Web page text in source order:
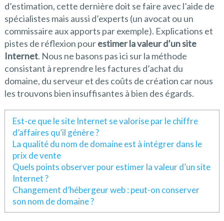
d’estimation, cette dernière doit se faire avec l’aide de
spécialistes mais aussi d’experts (un avocat ou un
commissaire aux apports par exemple). Explications et
pistes de réflexion pourestimer la valeur d’un site
Internet. Nous ne basons pas ici sur la méthode
consistant à reprendre les factures d’achat du
domaine, du serveur et des coûts de création car nous
les trouvons bien insuffisantes à bien des égards.
Est-ce que le site Internet se valorise par le chiffre
d’affaires qu’il génère ?
La qualité du nom de domaine est à intégrer dans le
prix de vente
Quels points observer pour estimer la valeur d’un site
Internet ?
Changement d’hébergeur web : peut-on conserver
son nom de domaine ?